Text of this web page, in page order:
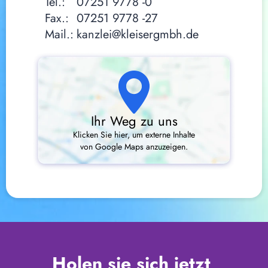
Fax.: 07251 9778 -27
Mail.: kanzlei@kleisergmbh.de
Ihr Weg zu uns
Klicken Sie hier, um externe Inhalte
von Google Maps anzuzeigen.